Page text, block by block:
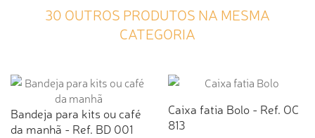
30 OUTROS PRODUTOS NA MESMA
CATEGORIA
Bandeja para kits ou café
da manhã - Ref. BD 001
Caixa fatia Bolo - Ref. OC
813